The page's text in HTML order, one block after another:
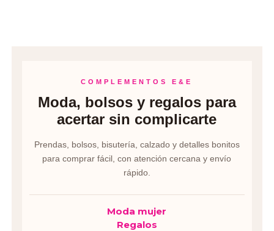
COMPLEMENTOS E&E
Moda, bolsos y regalos para
acertar sin complicarte
Prendas, bolsos, bisutería, calzado y detalles bonitos
para comprar fácil, con atención cercana y envío
rápido.
Moda mujer
Regalos